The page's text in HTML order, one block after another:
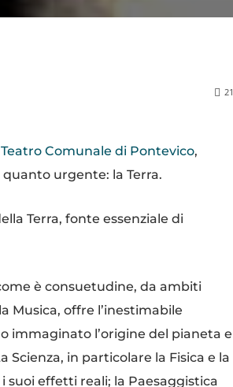
21
Teatro Comunale di Pontevico,
urgente: la Terra.
Terra, fonte essenziale di
è consuetudine, da ambiti
Musica, offre l’inestimabile
immaginato l’origine del pianeta e
Scienza, in particolare la Fisica e la
effetti reali; la Paesaggistica